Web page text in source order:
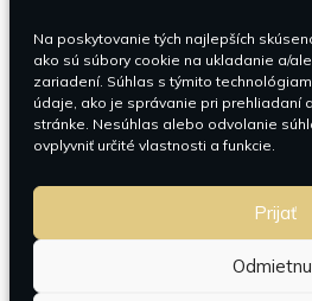
Na poskytovanie tých najlepších
ako sú súbory cookie na ukladanie a/
zariadení. Súhlas s týmito
údaje, ako je správanie pri prehliadaní
stránke. Nesúhlas alebo odvolanie
ovplyvniť určité vlastnosti a funkcie.
Prijať